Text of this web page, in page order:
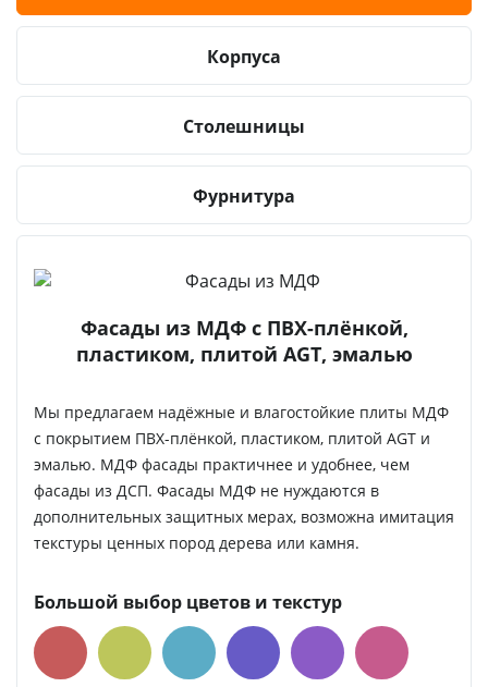
Корпуса
Столешницы
Фурнитура
Фасады из МДФ с ПВХ-плёнкой,
пластиком, плитой AGT, эмалью
Мы предлагаем надёжные и влагостойкие плиты МДФ
с покрытием ПВХ-плёнкой, пластиком, плитой AGT и
эмалью. МДФ фасады практичнее и удобнее, чем
фасады из ДСП. Фасады МДФ не нуждаются в
дополнительных защитных мерах, возможна имитация
текстуры ценных пород дерева или камня.
Большой выбор цветов и текстур